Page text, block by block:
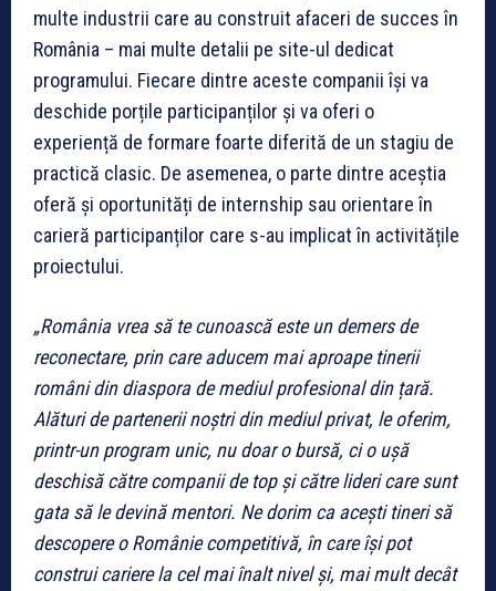
multe industrii care au construit afaceri de succes în
România – mai multe detalii pe site-ul dedicat
programului. Fiecare dintre aceste companii își va
deschide porțile participanților și va oferi o
experiență de formare foarte diferită de un stagiu de
practică clasic. De asemenea, o parte dintre aceștia
oferă și oportunități de internship sau orientare în
carieră participanților care s-au implicat în activitățile
proiectului.
„România vrea să te cunoască este un demers de
reconectare, prin care aducem mai aproape tinerii
români din diaspora de mediul profesional din țară.
Alături de partenerii noștri din mediul privat, le oferim,
printr-un program unic, nu doar o bursă, ci o ușă
deschisă către companii de top și către lideri care sunt
gata să le devină mentori. Ne dorim ca acești tineri să
descopere o Românie competitivă, în care își pot
construi cariere la cel mai înalt nivel și, mai mult decât